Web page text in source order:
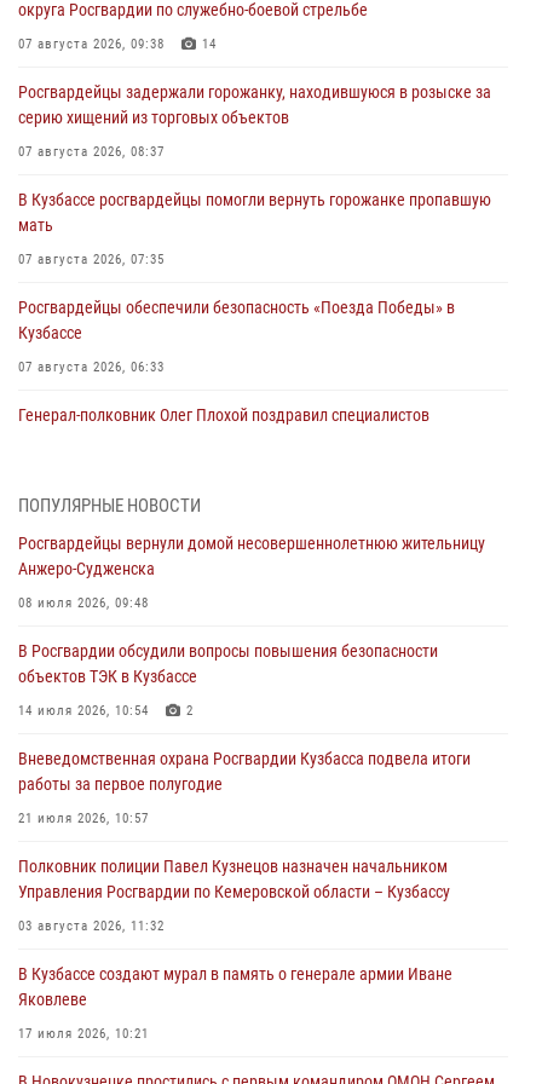
округа Росгвардии по служебно-боевой стрельбе
07 августа 2026, 09:38 14
Росгвардейцы задержали горожанку, находившуюся в розыске за
серию хищений из торговых объектов
07 августа 2026, 08:37
В Кузбассе росгвардейцы помогли вернуть горожанке пропавшую
мать
07 августа 2026, 07:35
Росгвардейцы обеспечили безопасность «Поезда Победы» в
Кузбассе
07 августа 2026, 06:33
Генерал-полковник Олег Плохой поздравил специалистов
07 августа 2026, 05:32
С 1 сентября 2026 года вступает в силу новый федеральный закон о
частной охранной деятельности
06 августа 2026, 10:19
Росгвардейцы задержали предполагаемого виновника причинения
ножевого ранения кемеровчанину
06 августа 2026, 09:18
Росгвардейцы задержали мужчину, повредившего имущество
горожанки
06 августа 2026, 08:17
Росгвардейцы пресекли противоправные действия и защитили
новокузнечанку от агрессивного знакомого
06 августа 2026, 07:16
ПОПУЛЯРНЫЕ НОВОСТИ
Росгвардейцы вернули домой несовершеннолетнюю жительницу
Анжеро-Судженска
08 июля 2026, 09:48
В Росгвардии обсудили вопросы повышения безопасности
объектов ТЭК в Кузбассе
14 июля 2026, 10:54 2
Вневедомственная охрана Росгвардии Кузбасса подвела итоги
работы за первое полугодие
21 июля 2026, 10:57
Полковник полиции Павел Кузнецов назначен начальником
Управления Росгвардии по Кемеровской области – Кузбассу
03 августа 2026, 11:32
В Кузбассе создают мурал в память о генерале армии Иване
Яковлеве
17 июля 2026, 10:21